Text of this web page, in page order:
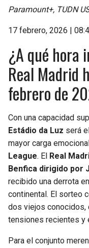
Paramount+, TUDN
17 febrero, 2026 |
¿A qué hora
Real Madrid
febrero de
Con una capacidad
Estádio da Luz será
mayor carga
League. El Real
Benfica dirigido por
recibido una derrota
continental. El sorteo
dos viejos conocidos,
tensiones recientes y
Para el conjunto